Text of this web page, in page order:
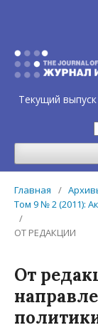
Текущий выпуск
Главная /
Том 9 № 2 (2011):
/
ОТ РЕДАКЦИИ
От